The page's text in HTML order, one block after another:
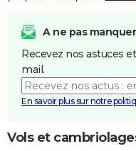
A ne pas manquer
Recevez nos astuces
mail.
En savoir plus sur notre
Vols et